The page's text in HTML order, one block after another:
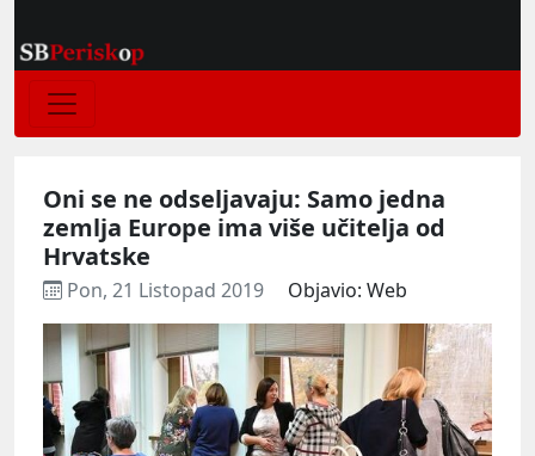
Oni se ne odseljavaju: Samo jedna
zemlja Europe ima više učitelja od
Hrvatske
Pon, 21 Listopad 2019 Objavio: Web